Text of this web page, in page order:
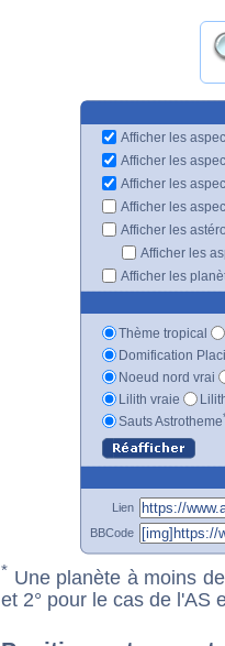
Afficher les
Afficher les
Afficher les
Afficher les
Afficher les
Afficher les
Afficher les
Thème tropical
Domification
Noeud nord vrai
Lilith vraie
Sauts Astrotheme
Lien
BBCode
* Une planète à moins
et 2° pour le cas de l'AS